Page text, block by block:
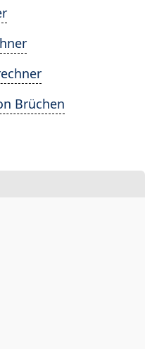
Brüchen